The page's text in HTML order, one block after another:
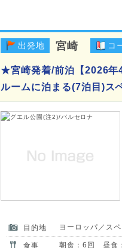
出発地 宮崎 コ
★宮崎発着/前泊【2026年
ルームに泊まる(7泊目)ス
目的地 ヨーロッパ／ス
食事 朝食：6回 昼食